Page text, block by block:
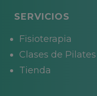
SERVICIOS
Fisioterapia
Clases de Pilates
Tienda